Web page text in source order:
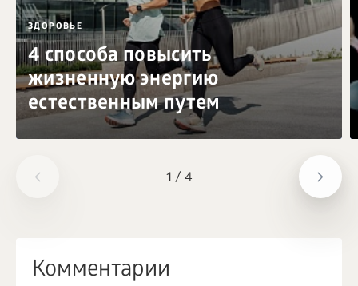
1 / 4
ЗДОРОВЬЕ
4 способа повысить
жизненную энергию
естественным путем
Комментарии